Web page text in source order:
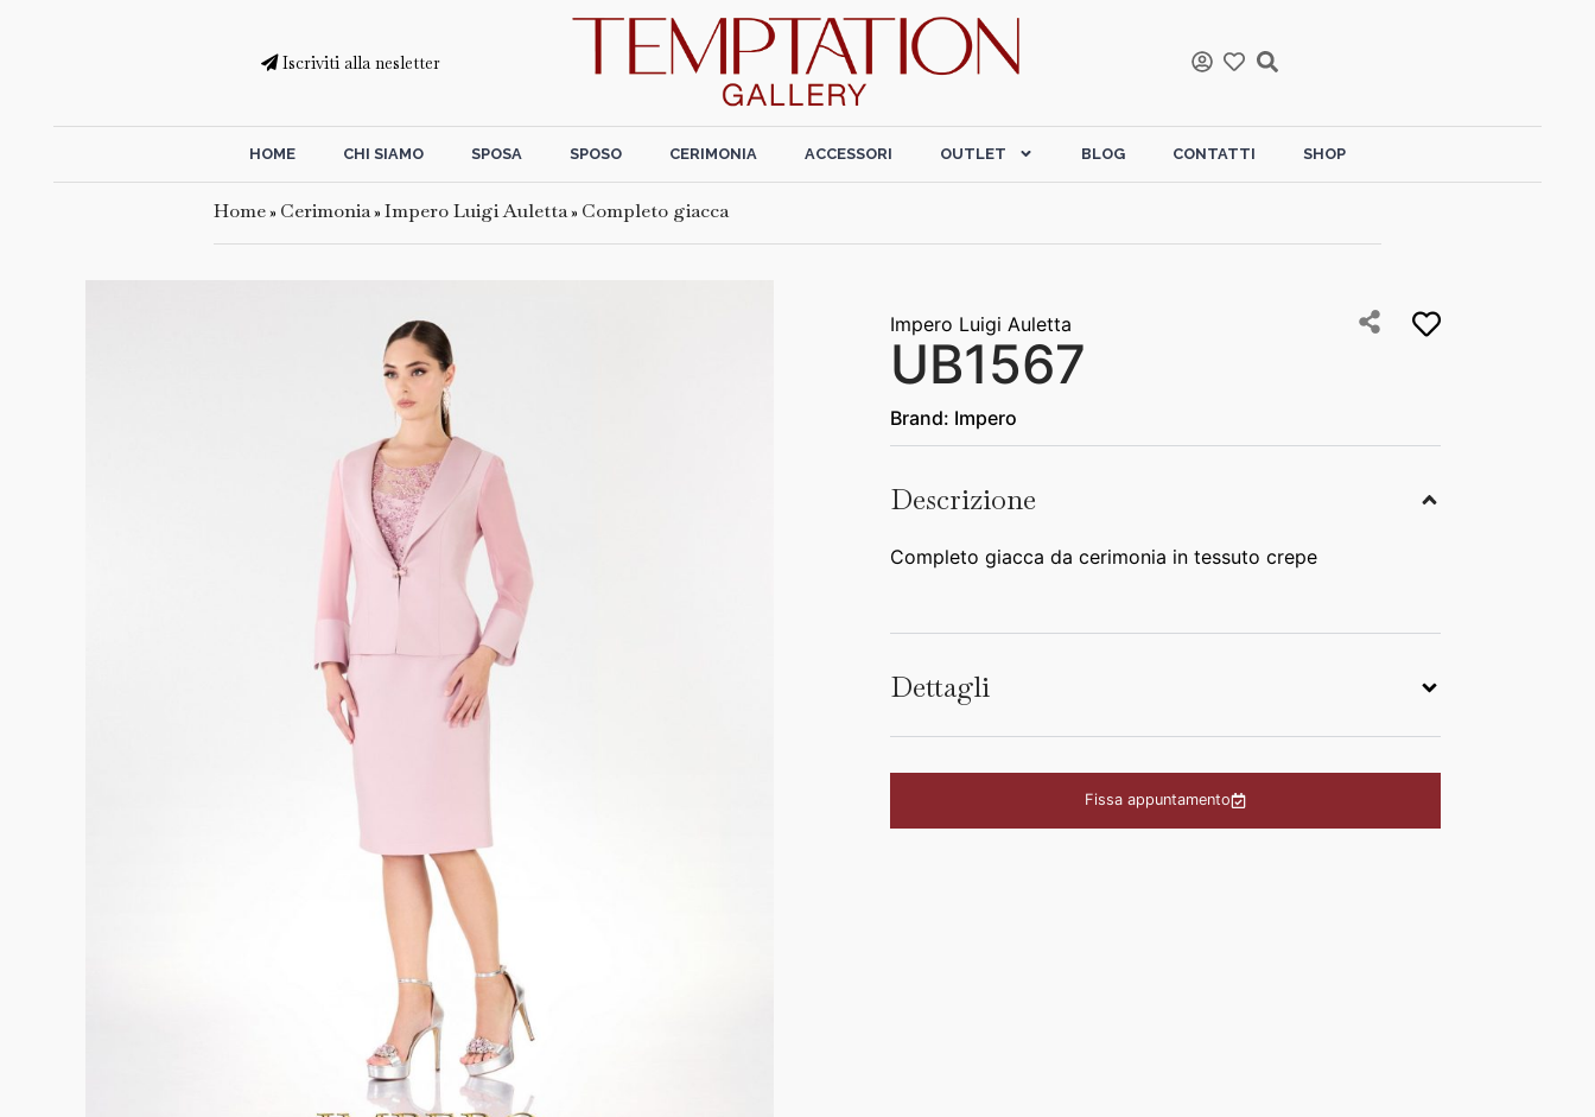
Iscriviti alla nesletter
HOME CHI SIAMO SPOSA SPOSO CERIMONIA ACCESSORI OUTLET BLOG CONTATTI SHOP
Home» Cerimonia»Impero Luigi Auletta» Completo giacca
Impero Luigi Auletta
UB1567
Brand: Impero
Descrizione
Completo giacca da cerimonia in tessuto crepe
Dettagli
Fissa appuntamento